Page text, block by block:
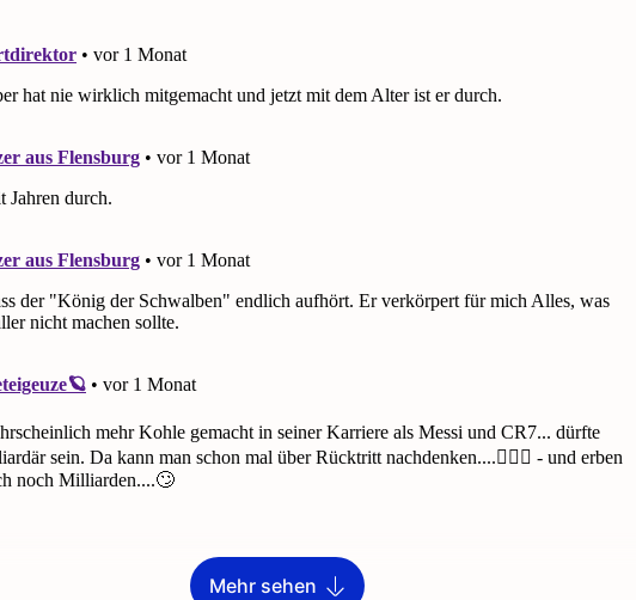
Mehr sehen